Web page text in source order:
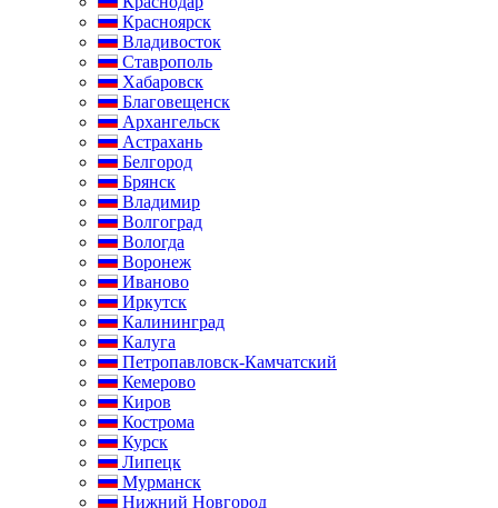
Красноярск
Владивосток
Ставрополь
Хабаровск
Благовещенск
Архангельск
Астрахань
Белгород
Брянск
Владимир
Волгоград
Вологда
Воронеж
Иваново
Иркутск
Калининград
Калуга
Петропавловск-Камчатский
Кемерово
Киров
Кострома
Курск
Липецк
Мурманск
Нижний Новгород